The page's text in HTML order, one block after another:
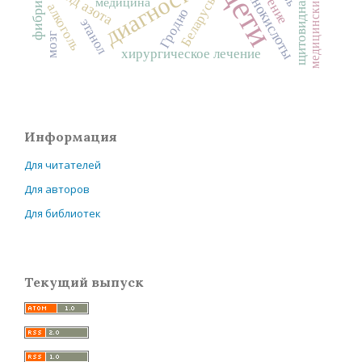
дети
аминокислоты
хирургическое лечение
алкогольэтанол Беларусь
Гродно
мозг
Информация
Для читателей
Для авторов
Для библиотек
Текущий выпуск